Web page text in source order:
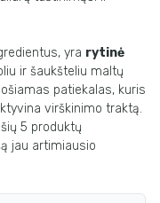
yra rytinė
ir šaukšteliu maltų
patiekalas, kuris
virškinimo traktą.
5 produktų
jau artimiausio